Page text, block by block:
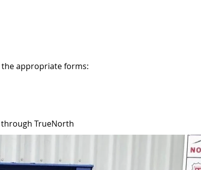
appropriate forms:
TrueNorth